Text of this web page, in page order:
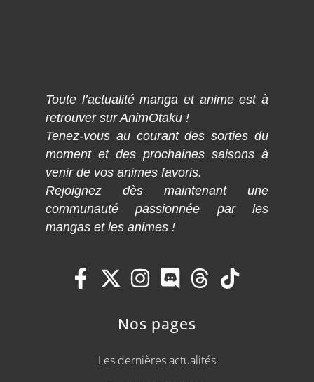
Toute l’actualité manga et anime est à
retrouver sur AnimOtaku !
Tenez-vous au courant des sorties du
moment et des prochaines saisons à
venir de vos animes favoris.
Rejoignez dès maintenant une
communauté passionnée par les
mangas et les animes !
Nos pages
Les dernières actualités